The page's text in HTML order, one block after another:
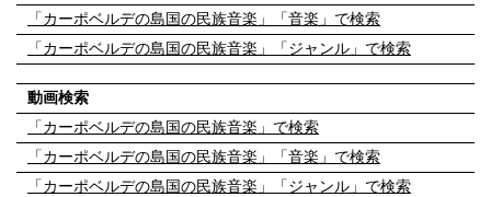
「カーポベルデの島国の民族音楽」「音楽」で検索
「カーポベルデの島国の民族音楽」「ジャンル」で検索
動画検索
「カーポベルデの島国の民族音楽」で検索
「カーポベルデの島国の民族音楽」「音楽」で検索
「カーポベルデの島国の民族音楽」「ジャンル」で検索